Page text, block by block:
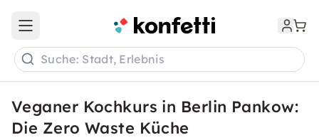
Open main menu
Suche: Stadt, Erlebnis
Veganer Kochkurs in Berlin Pankow:
Die Zero Waste Küche